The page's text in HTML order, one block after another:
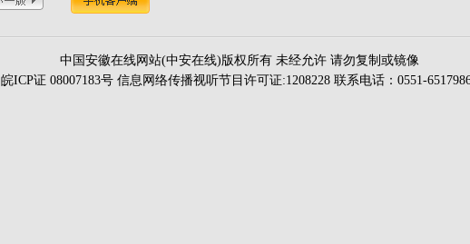
中国安徽在线网站(中安在线)版权所有 未经允许 请勿复制或镜像
皖ICP证 08007183号 信息网络传播视听节目许可证:1208228 联系电话：0551-